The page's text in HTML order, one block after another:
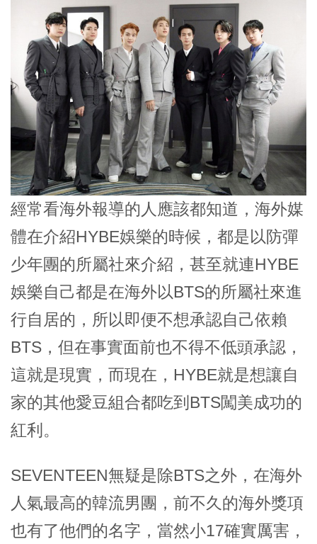
經常看海外報導的人應該都知道，海外媒
體在介紹HYBE娛樂的時候，都是以防彈
少年團的所屬社來介紹，甚至就連HYBE
娛樂自己都是在海外以BTS的所屬社來進
行自居的，所以即便不想承認自己依賴
BTS，但在事實面前也不得不低頭承認，
這就是現實，而現在，HYBE就是想讓自
家的其他愛豆組合都吃到BTS闖美成功的
紅利。
SEVENTEEN無疑是除BTS之外，在海外
人氣最高的韓流男團，前不久的海外獎項
也有了他們的名字，當然小17確實厲害，